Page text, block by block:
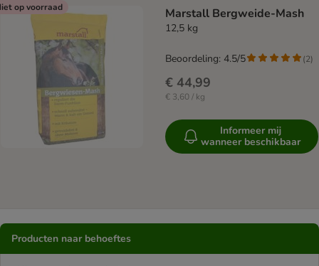
op voorraad Marstall Bergweide-Mash
12,5 kg
€ 44,99
€ 3,60 / kg
Beoordeling: 4.5/5 (2)
Informeer mij
wanneer beschikbaar
Producten naar behoeftes